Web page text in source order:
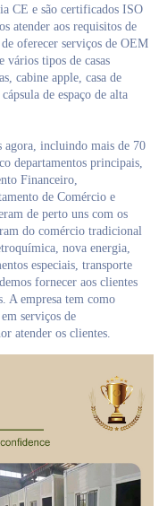
CE e são certificados ISO
atender aos requisitos de
oferecer serviços de OEM
vários tipos de casas
cabine apple, casa de
de espaço de alta
agora, incluindo mais de 70
departamentos principais,
Financeiro,
de Comércio e
de perto uns com os
do comércio tradicional
nova energia,
especiais, transporte
fornecer aos clientes
A empresa tem como
serviços de
atender os clientes.